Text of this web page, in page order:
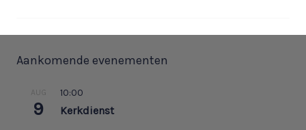
Aankomende evenementen
AUG
9
10:00
Kerkdienst